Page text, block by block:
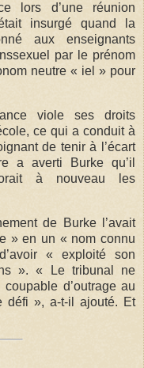
lors d’une réunion
insurgé quand la
aux enseignants
par le prénom
neutre « iel » pour
viole ses droits
ce qui a conduit à
de tenir à l’écart
a averti Burke qu’il
à nouveau les
de Burke l’avait
» en un « nom connu
« exploité son
». « Le tribunal ne
d’outrage au
défi », a-t-il ajouté. Et